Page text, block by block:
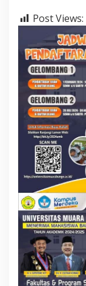
Post Views: